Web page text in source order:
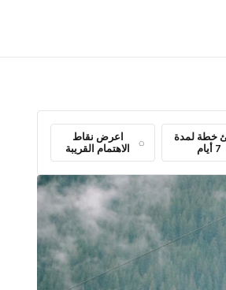
خطة لمدة
7 أيام
اعرض نقاط
الاهتمام القريبة